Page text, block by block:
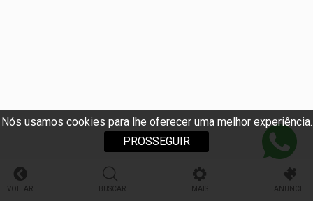
Nós usamos cookies para lhe oferecer uma melhor experiência.
PROSSEGUIR
VOLTAR BUSCAR MAIS ANUNCIE